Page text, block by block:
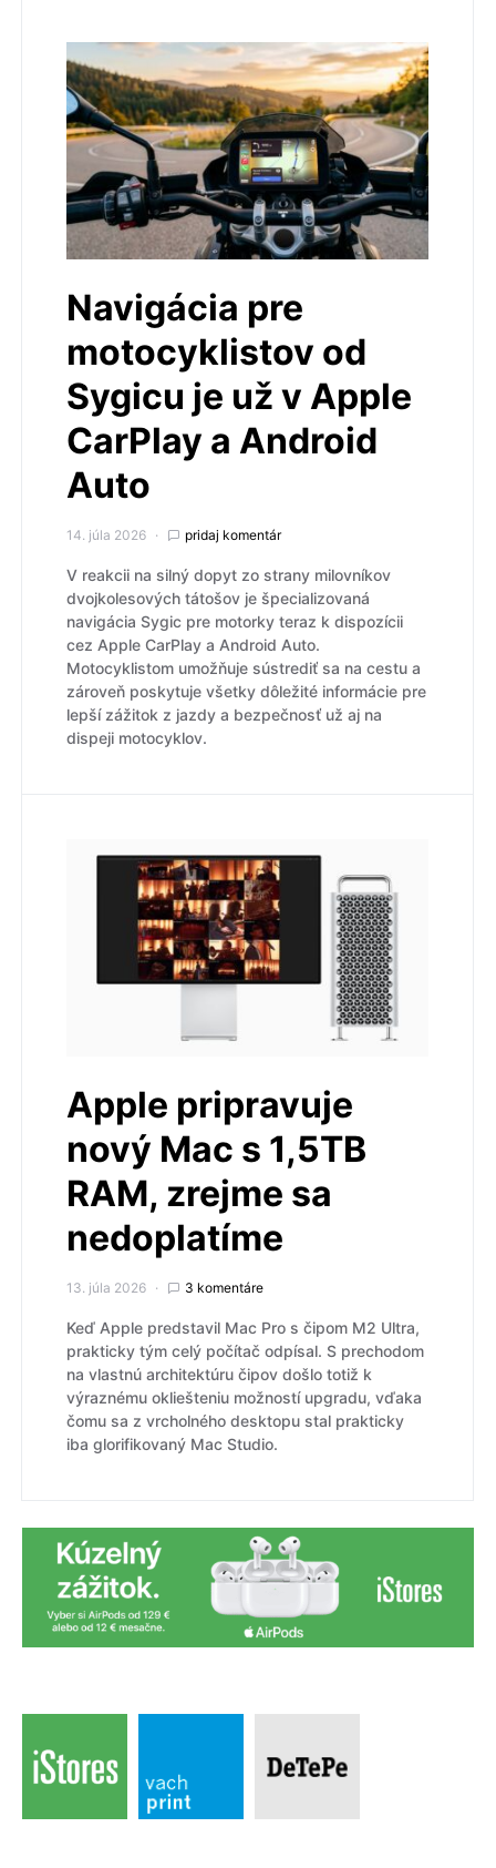
Navigácia pre
motocyklistov od
Sygicu je už v Apple
CarPlay a Android
Auto
14. júla 2026 pridaj komentár
V reakcii na silný dopyt zo strany milovníkov
dvojkolesových tátošov je špecializovaná
navigácia Sygic pre motorky teraz k dispozícii
cez Apple CarPlay a Android Auto.
Motocyklistom umožňuje sústrediť sa na cestu a
zároveň poskytuje všetky dôležité informácie pre
lepší zážitok z jazdy a bezpečnosť už aj na
dispeji motocyklov.
Apple pripravuje
nový Mac s 1,5TB
RAM, zrejme sa
nedoplatíme
13. júla 2026 3 komentáre
Keď Apple predstavil Mac Pro s čipom M2 Ultra,
prakticky tým celý počítač odpísal. S prechodom
na vlastnú architektúru čipov došlo totiž k
výraznému okliešteniu možností upgradu, vďaka
čomu sa z vrcholného desktopu stal prakticky
iba glorifikovaný Mac Studio.